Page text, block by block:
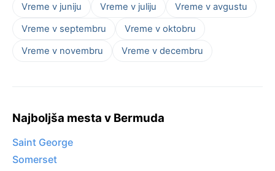
Vreme v juniju
Vreme v juliju
Vreme v avgustu
Vreme v septembru
Vreme v oktobru
Vreme v novembru
Vreme v decembru
Najboljša mesta v Bermuda
Saint George
Somerset